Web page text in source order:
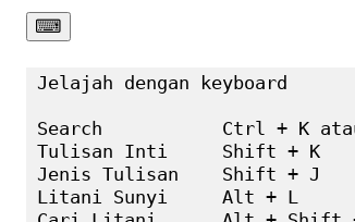
⌨︎
Jelajah dengan keyboard
Search           Ctrl + K
Tulisan Inti     Shift + K
Jenis Tulisan    Shift + J
Litani Sunyi     Alt + L